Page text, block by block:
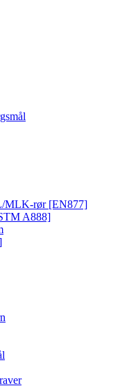
rør [EN877]
A888]